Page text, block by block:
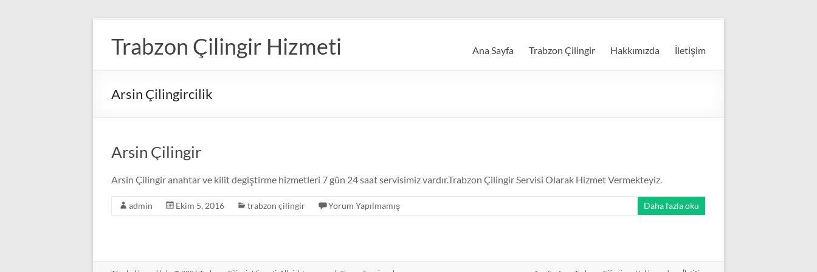
Trabzon Çilingir Hizmeti Ana Sayfa Trabzon Çilingir Hakkımızda İletişim
Arsin Çilingircilik
Arsin Çilingir
Arsin Çilingir anahtar ve kilit degiştirme hizmetleri 7 gün 24 saat servisimiz vardır.Trabzon Çilingir Servisi Olarak Hizmet Vermekteyiz.
admin Ekim 5, 2016 trabzon çilingir Yorum Yapılmamış Daha fazla oku